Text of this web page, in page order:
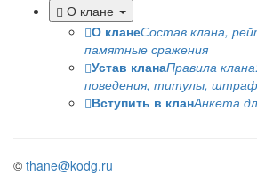
О клане
О кланеСостав клана,
памятные сражения
Устав кланаПравила
поведения, титулы,
Вступить в кланАнкета
© thane@kodg.ru